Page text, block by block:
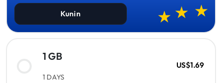
Kunin
1 GB
1 DAYS
US$1.69